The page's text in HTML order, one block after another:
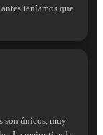
teníamos que
son únicos, muy